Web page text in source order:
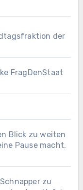
der
FragDenStaat
Blick zu weiten
Pause macht,
zu